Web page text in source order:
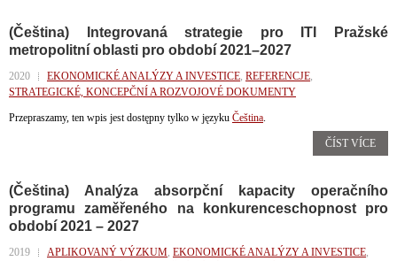
(Čeština) Integrovaná strategie pro ITI Pražské
metropolitní oblasti pro období 2021–2027
2020 EKONOMICKÉ ANALÝZY A INVESTICE, REFERENCJE,
STRATEGICKÉ, KONCEPČNÍ A ROZVOJOVÉ DOKUMENTY
Przepraszamy, ten wpis jest dostępny tylko w języku Čeština.
ČÍST VÍCE
(Čeština) Analýza absorpční kapacity operačního
programu zaměřeného na konkurenceschopnost pro
období 2021 – 2027
2019 APLIKOVANÝ VÝZKUM, EKONOMICKÉ ANALÝZY A INVESTICE,